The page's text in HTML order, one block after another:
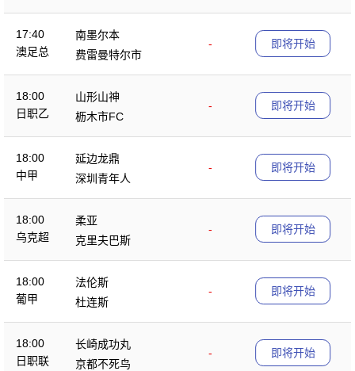
17:40
澳足总
南墨尔本
-
费雷曼特尔市
即将开始
18:00
日职乙
山形山神
-
枥木市FC
即将开始
18:00
中甲
延边龙鼎
-
深圳青年人
即将开始
18:00
乌克超
柔亚
-
克里夫巴斯
即将开始
18:00
葡甲
法伦斯
-
杜连斯
即将开始
18:00
日职联
长崎成功丸
-
京都不死鸟
即将开始